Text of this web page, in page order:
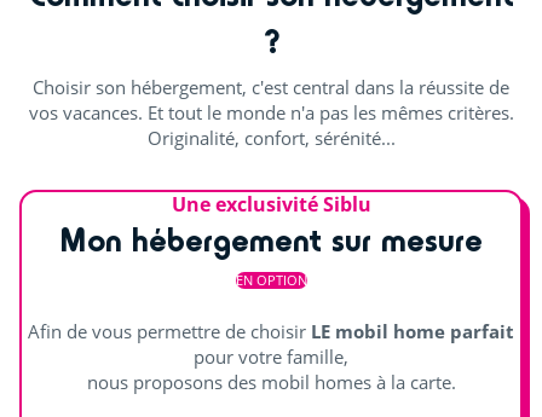
Salle de sport
Distraire les enfants
Animations
Scène extérieure
?
Choisir son hébergement, c'est central dans la réussite de
vos vacances. Et tout le monde n'a pas les mêmes critères.
Originalité, confort, sérénité...
Une exclusivité Siblu
Mon hébergement sur mesure
EN OPTION
Afin de vous permettre de choisir LE mobil home parfait
pour votre famille,
nous proposons des mobil homes à la carte.